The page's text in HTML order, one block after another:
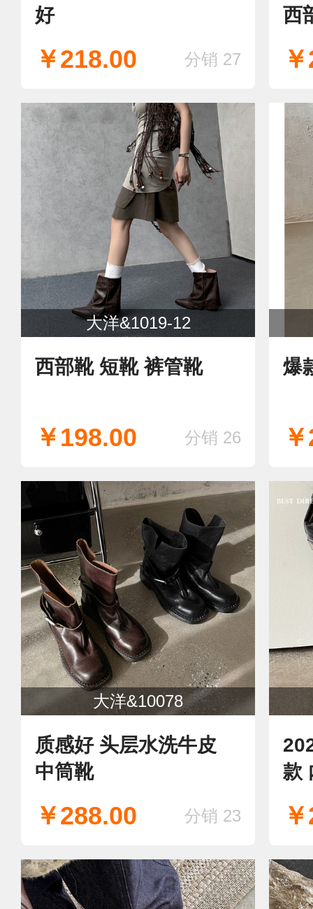
好
￥218.00 分销 27
西
大洋&1019-12
西部靴 短靴 裤管靴
￥198.00 分销 26
爆
大洋&10078
质感好 头层水洗牛皮
中筒靴
￥288.00 分销 23
款